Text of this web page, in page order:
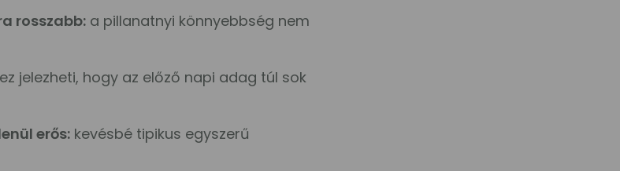
rosszabb: a pillanatnyi könnyebbség nem
ez jelezheti, hogy az előző napi adag túl sok
erős: kevésbé tipikus egyszerű